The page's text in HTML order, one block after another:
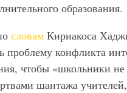
образования.
словам Кириакоса
проблему конфликта
чтобы «школьники не
шантажа